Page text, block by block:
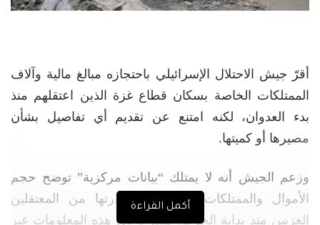
أقرّ جيش الاحتلال الإسرائيلي باحتجازه مبالغ مالية وآلاف
الممتلكات الخاصة بسكان قطاع غزة الذين اعتقلهم منذ
بدء العدوان، لكنه امتنع عن تقديم أي تفاصيل بشأن
مصيرها أو كميتها.
وزعم الجيش أنه لا يمتلك “بيانات مركزية” توضح حجم
الأموال والممتلكات التي تم مصادرتها من المعتقلين
الغزيين منذ بداية الحرب، متذرعًا بأن هذه المعلومات غير
أكمل القراءة